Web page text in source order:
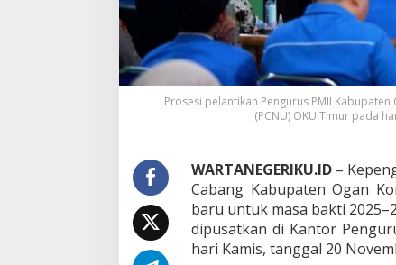
Prosesi pelantikan Pengurus PMII
(PCNU) OKU Timur pada
WARTANEGERIKU.ID–
Cabang Kabupaten Ogan
baru untuk masa bakti
dipusatkan di Kantor
hari Kamis, tanggal 20